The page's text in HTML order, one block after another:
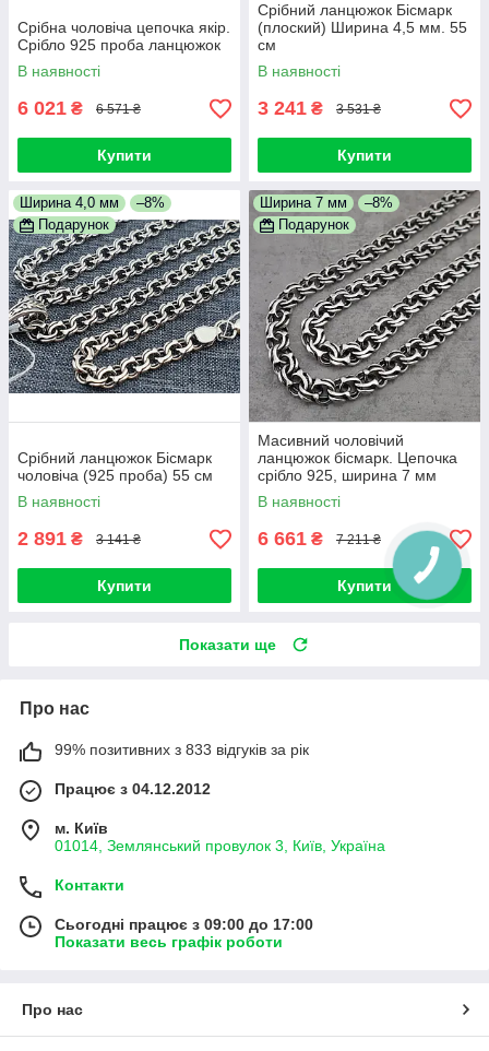
Срібна чоловіча цепочка якір.
Срібло 925 проба ланцюжок
В наявності
6 021 ₴ 6 571 ₴
Купити
Срібний ланцюжок Бісмарк
(плоский) Ширина 4,5 мм. 55
см
В наявності
3 241 ₴ 3 531 ₴
Купити
Ширина 4,0 мм
–8%
Подарунок
Срібний ланцюжок Бісмарк
чоловіча (925 проба) 55 см
В наявності
2 891 ₴ 3 141 ₴
Купити
Ширина 7 мм
–8%
Подарунок
Масивний чоловічий
ланцюжок бісмарк. Цепочка
срібло 925, ширина 7 мм
В наявності
6 661 ₴ 7 211 ₴
Купити
Показати ще
Про нас
99% позитивних з 833 відгуків за рік
Працює з 04.12.2012
м. Київ
01014, Землянський провулок 3, Київ, Україна
Контакти
Сьогодні працює з 09:00 до 17:00
Показати весь графік роботи
Про нас